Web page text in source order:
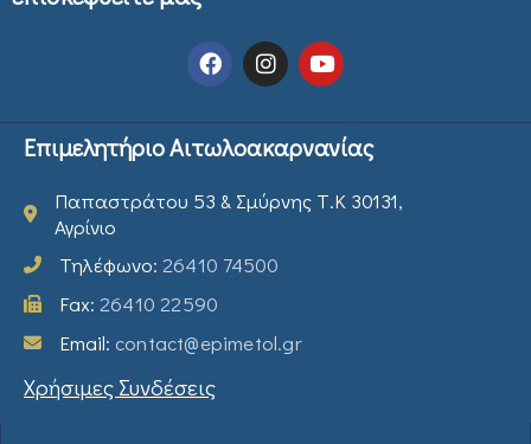
Επιμελητήριο Αιτωλοακαρνανίας
Παπαστράτου 53 & Σμύρνης Τ.Κ 30131,
Αγρίνιο
Τηλέφωνο: 26410 74500
Fax: 26410 22590
Email: contact@epimetol.gr
Χρήσιμες Συνδέσεις